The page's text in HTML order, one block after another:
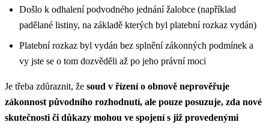
Došlo k odhalení podvodného jednání žalobce (například
padělané listiny, na základě kterých byl platební rozkaz vydán)
Platební rozkaz byl vydán bez splnění zákonných podmínek a
vy jste se o tom dozvěděli až po jeho právní moci
Je třeba zdůraznit, že soud v řízení o obnově neprověřuje
zákonnost původního rozhodnutí, ale pouze posuzuje, zda nové
skutečnosti či důkazy mohou ve spojení s již provedenými